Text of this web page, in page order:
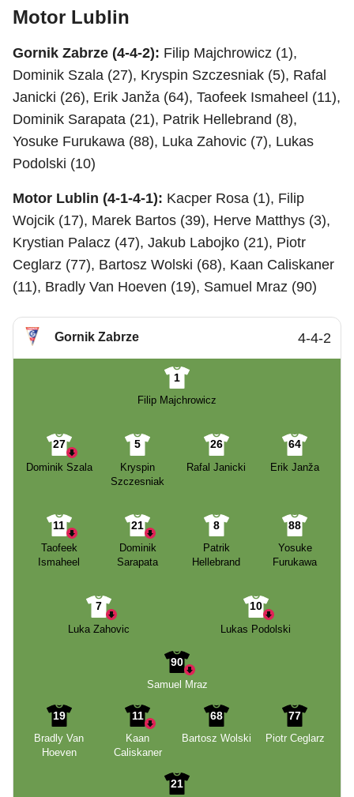
Motor Lublin
Gornik Zabrze (4-4-2): Filip Majchrowicz (1),
Dominik Szala (27), Kryspin Szczesniak (5), Rafal
Janicki (26), Erik Janža (64), Taofeek Ismaheel (11),
Dominik Sarapata (21), Patrik Hellebrand (8),
Yosuke Furukawa (88), Luka Zahovic (7), Lukas
Podolski (10)
Motor Lublin (4-1-4-1): Kacper Rosa (1), Filip
Wojcik (17), Marek Bartos (39), Herve Matthys (3),
Krystian Palacz (47), Jakub Labojko (21), Piotr
Ceglarz (77), Bartosz Wolski (68), Kaan Caliskaner
(11), Bradly Van Hoeven (19), Samuel Mraz (90)
Gornik Zabrze 4-4-2
1
Filip Majchrowicz
27
Dominik Szala
5
Kryspin
Szczesniak
26
Rafal Janicki
64
Erik Janža
11
Taofeek
Ismaheel
21
Dominik
Sarapata
8
Patrik
Hellebrand
88
Yosuke
Furukawa
7
Luka Zahovic
10
Lukas Podolski
90
Samuel Mraz
19
Bradly Van
Hoeven
11
Kaan
Caliskaner
68
Bartosz Wolski
77
Piotr Ceglarz
21